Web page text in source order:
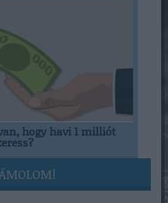
hogy havi 1 milliót